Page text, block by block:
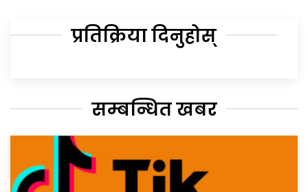
प्रतिक्रिया दिनुहोस्
सम्बन्धित खबर